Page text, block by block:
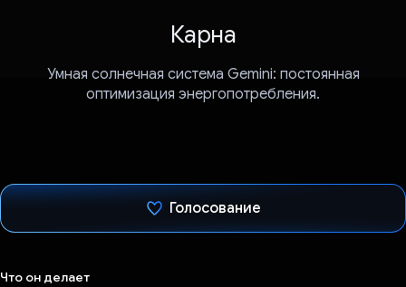
Карна
Умная солнечная система Gemini: постоянная
оптимизация энергопотребления.
Голосование
Что он делает